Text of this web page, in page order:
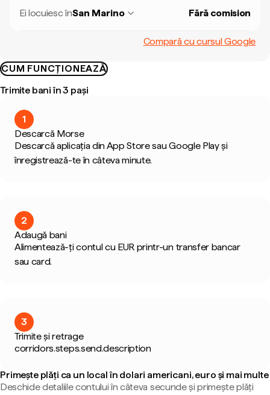
Ei locuiesc înSan Marino Fără comision
Compară cu cursul Google
CUM FUNCȚIONEAZĂ
Trimite bani în 3 pași
1
Descarcă Morse
Descarcă aplicația din App Store sau Google Play și
înregistrează-te în câteva minute.
2
Adaugă bani
Alimentează-ți contul cu EUR printr-un transfer bancar
sau card.
3
Trimite și retrage
corridors.steps.send.description
Primește plăți ca un local în dolari americani, euro și mai multe
Deschide detaliile contului în câteva secunde și primește plăți